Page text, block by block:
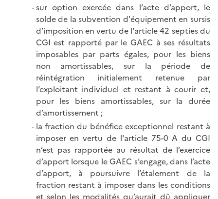
sur option exercée dans l’acte d’apport, le
solde de la subvention d'équipement en sursis
d’imposition en vertu de l'article 42 septies du
CGI est rapporté par le GAEC à ses résultats
imposables par parts égales, pour les biens
non amortissables, sur la période de
réintégration initialement retenue par
l’exploitant individuel et restant à courir et,
pour les biens amortissables, sur la durée
d’amortissement ;
la fraction du bénéfice exceptionnel restant à
imposer en vertu de l'article 75-0 A du CGI
n’est pas rapportée au résultat de l’exercice
d’apport lorsque le GAEC s’engage, dans l’acte
d’apport, à poursuivre l’étalement de la
fraction restant à imposer dans les conditions
et selon les modalités qu’aurait dû appliquer